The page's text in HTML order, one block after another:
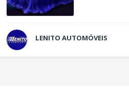
LENITO AUTOMÓVEIS